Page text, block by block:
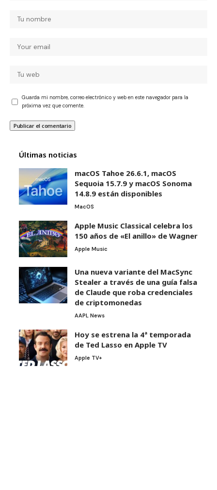
Guarda mi nombre, correo electrónico y web en este navegador para la
próxima vez que comente.
Últimas noticias
macOS Tahoe 26.6.1, macOS
Sequoia 15.7.9 y macOS Sonoma
14.8.9 están disponibles
MacOS
Apple Music Classical celebra los
150 años de «El anillo» de Wagner
Apple Music
Una nueva variante del MacSync
Stealer a través de una guía falsa
de Claude que roba credenciales
de criptomonedas
AAPL News
Hoy se estrena la 4ª temporada
de Ted Lasso en Apple TV
Apple TV+